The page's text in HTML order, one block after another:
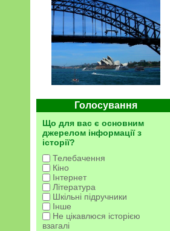
Голосування
Що для вас є основним
джерелом інформації з
історії?
Телебачення
Кіно
Інтернет
Література
Шкільні підручники
Інше
Не цікавлюся історією
взагалі